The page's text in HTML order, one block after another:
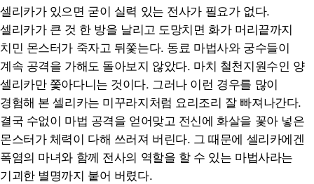
셀리카가 있으면 굳이 실력 있는 전사가 필요가 없다.
셀리카가 큰 것 한 방을 날리고 도망치면 화가 머리끝까지
치민 몬스터가 죽자고 뒤쫓는다. 동료 마법사와 궁수들이
계속 공격을 가해도 돌아보지 않았다. 마치 철천지원수인 양
셀리카만 쫓아다니는 것이다. 그러나 이런 경우를 많이
경험해 본 셀리카는 미꾸라지처럼 요리조리 잘 빠져나간다.
결국 수없이 마법 공격을 얻어맞고 전신에 화살을 꽃아 넣은
몬스터가 체력이 다해 쓰러져 버린다. 그 때문에 셀리카에겐
폭염의 마녀와 함께 전사의 역할을 할 수 있는 마법사라는
기괴한 별명까지 붙어 버렸다.